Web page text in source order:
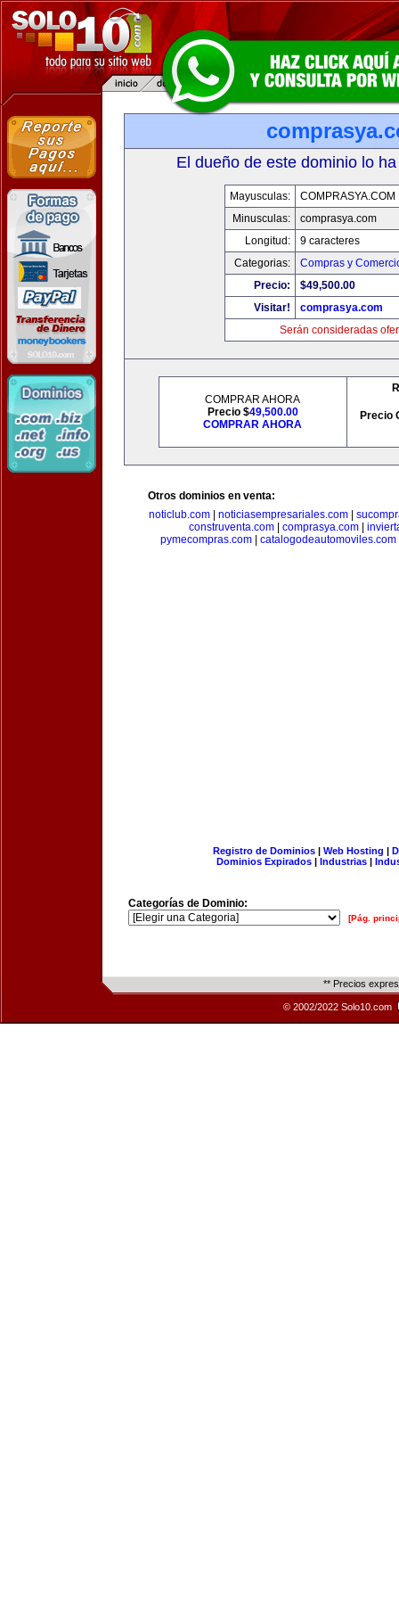
El dueño de este dominio lo
Mayusculas:
COMPRASYA.COM
Minusculas:
comprasya.com
Longitud:
9 caracteres
Categorias:
Compras y
Precio:
$49,500.00
Visitar!
comprasya.com
Serán consideradas
COMPRAR AHORA
Precio $49,500.00
COMPRAR AHORA
Precio
Otros dominios en venta:
noticlub.com| noticiasempresariales.com|
construventa.com| comprasya.com|
pymecompras.com| catalogodeautomoviles.com
Registro de Dominios| Web Hosting |
Dominios Expirados | Industrias |
Categorías de Dominio:
[Pág.
** Precios
© 2002/2022 Solo10.com